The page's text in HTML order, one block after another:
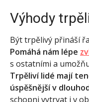
Výhody
Být trpělivý přináší
Pomáhá nám lépe
s ostatními a
Trpěliví lidé mají
úspěšnější v
schopni vytrvat i v